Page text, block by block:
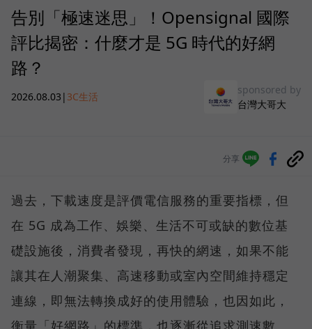
告別「極速迷思」！Opensignal 國際
評比揭密：什麼才是 5G 時代的好網
路？
2026.08.03 | 3C生活
sponsored by
台灣大哥大
分享
過去，下載速度是評價電信服務的重要指標，但
在 5G 成為工作、娛樂、生活不可或缺的數位基
礎設施後，消費者發現，再快的網速，如果不能
讓其在人潮聚集、高速移動或室內空間維持穩定
連線，即無法轉換成好的使用體驗，也因如此，
衡量「好網路」的標準，也逐漸從追求測速數